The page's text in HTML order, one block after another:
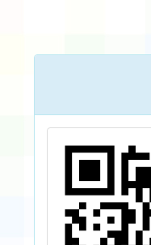
台東慧
分齡
賽